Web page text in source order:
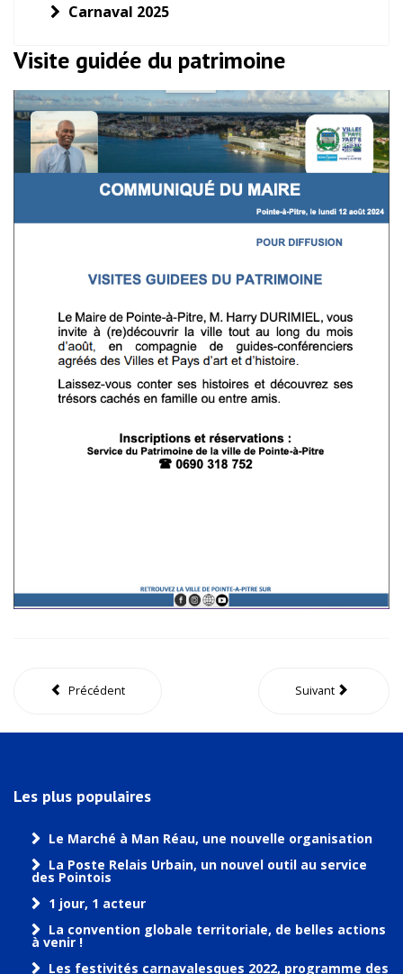
Carnaval 2025
Visite guidée du patrimoine
Précédent Suivant
Les plus populaires
Le Marché à Man Réau, une nouvelle organisation
La Poste Relais Urbain, un nouvel outil au service
des Pointois
1 jour, 1 acteur
La convention globale territoriale, de belles actions
à venir !
Les festivités carnavalesques 2022, programme des